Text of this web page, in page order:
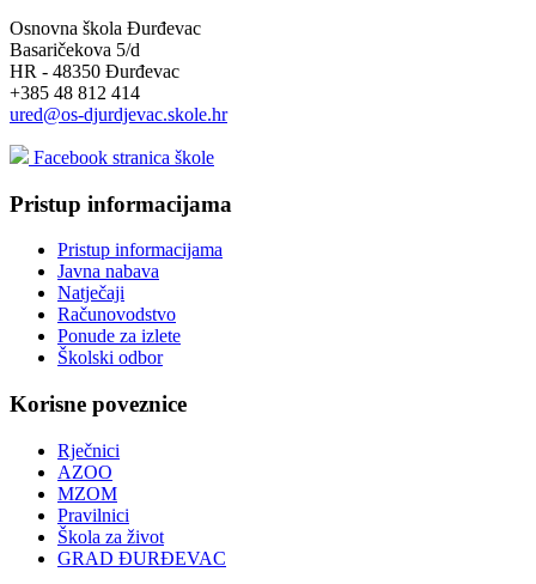
Osnovna škola Đurđevac
Basaričekova 5/d
HR - 48350 Đurđevac
+385 48 812 414
ured@os-djurdjevac.skole.hr
Facebook stranica škole
Pristup informacijama
Pristup informacijama
Javna nabava
Natječaji
Računovodstvo
Ponude za izlete
Školski odbor
Korisne poveznice
Rječnici
AZOO
MZOM
Pravilnici
Škola za život
GRAD ĐURĐEVAC